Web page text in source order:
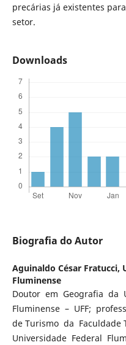
precárias já existentes
setor.
Downloads
Biografia do Autor
Aguinaldo César Fratucci,
Fluminense
Doutor em Geografia da
Fluminense – UFF;
de Turismo da Faculdade
Universidade Federal